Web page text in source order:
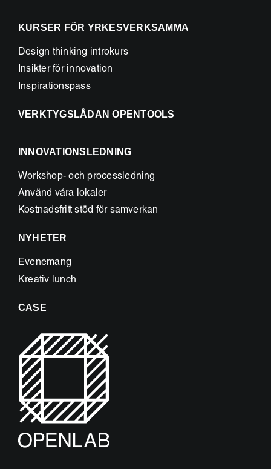
KURSER FÖR YRKESVERKSAMMA
Design thinking introkurs
Insikter för innovation
Inspirationspass
VERKTYGSLÅDAN OPENTOOLS
INNOVATIONSLEDNING
Workshop- och processledning
Använd våra lokaler
Kostnadsfritt stöd för samverkan
NYHETER
Evenemang
Kreativ lunch
CASE